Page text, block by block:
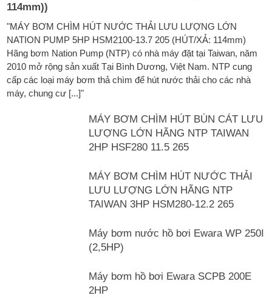
114mm))
"MÁY BƠM CHÌM HÚT NƯỚC THẢI LƯU LƯỢNG LỚN
NATION PUMP 5HP HSM2100-13.7 205 (HÚT/XẢ: 114mm)
Hãng bơm Nation Pump (NTP) có nhà máy đặt tại Taiwan, năm
2010 mở rộng sản xuất Tại Bình Dương, Việt Nam. NTP cung
cấp các loại máy bơm thả chìm để hút nước thải cho các nhà
máy, chung cư [...]"
MÁY BƠM CHÌM HÚT BÙN CÁT LƯU
LƯỢNG LỚN HÃNG NTP TAIWAN
2HP HSF280 11.5 265
MÁY BƠM CHÌM HÚT NƯỚC THẢI
LƯU LƯỢNG LỚN HÃNG NTP
TAIWAN 3HP HSM280-12.2 265
Máy bơm nước hồ bơi Ewara WP 250I
(2,5HP)
Máy bơm hồ bơi Ewara SCPB 200E
2HP